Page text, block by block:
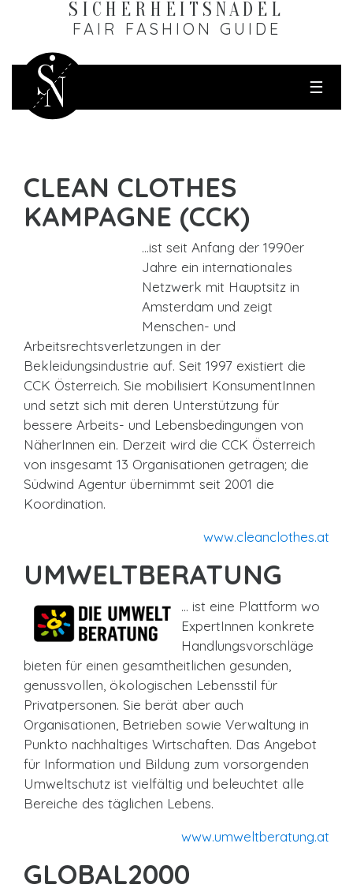
SICHERHEITS­NADEL
FAIR FASHION GUIDE
☰
CLEAN CLOTHES
KAMPAGNE (CCK)
…ist seit Anfang der 1990er
Jahre ein internationales
Netzwerk mit Hauptsitz in
Amsterdam und zeigt
Menschen- und
Arbeitsrechtsverletzungen in der
Bekleidungsindustrie auf. Seit 1997 existiert die
CCK Österreich. Sie mobilisiert KonsumentInnen
und setzt sich mit deren Unterstützung für
bessere Arbeits- und Lebensbedingungen von
NäherInnen ein. Derzeit wird die CCK Österreich
von insgesamt 13 Organisationen getragen; die
Südwind Agentur übernimmt seit 2001 die
Koordination.
www.cleanclothes.at
UMWELTBERATUNG
… ist eine Plattform wo
ExpertInnen konkrete
Handlungsvorschläge
bieten für einen gesamtheitlichen gesunden,
genussvollen, ökologischen Lebensstil für
Privatpersonen. Sie berät aber auch
Organisationen, Betrieben sowie Verwaltung in
Punkto nachhaltiges Wirtschaften. Das Angebot
für Information und Bildung zum vorsorgenden
Umweltschutz ist vielfältig und beleuchtet alle
Bereiche des täglichen Lebens.
www.umweltberatung.at
GLOBAL2000